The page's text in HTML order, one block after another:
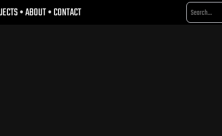
•ABOUT• CONTACT